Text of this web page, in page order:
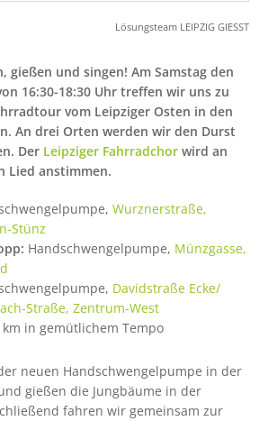
Lösungsteam LEIPZIG GIESST
gießen und singen! Am Samstag den
16:30-18:30 Uhr treffen wir uns zu
vom Leipziger Osten in den
An drei Orten werden wir den Durst
Der Leipziger Fahrradchorwird an
Lied anstimmen.
Wurznerstraße,
Stünz
Handschwengelpumpe, Münzgasse,
Davidstraße Ecke/
Straße, Zentrum-West
km in gemütlichem Tempo
neuen Handschwengelpumpe in der
gießen die Jungbäume in der
fahren wir gemeinsam zur